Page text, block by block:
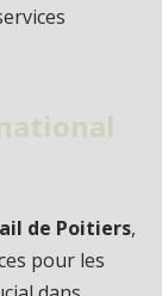
de Poitiers,
pour les